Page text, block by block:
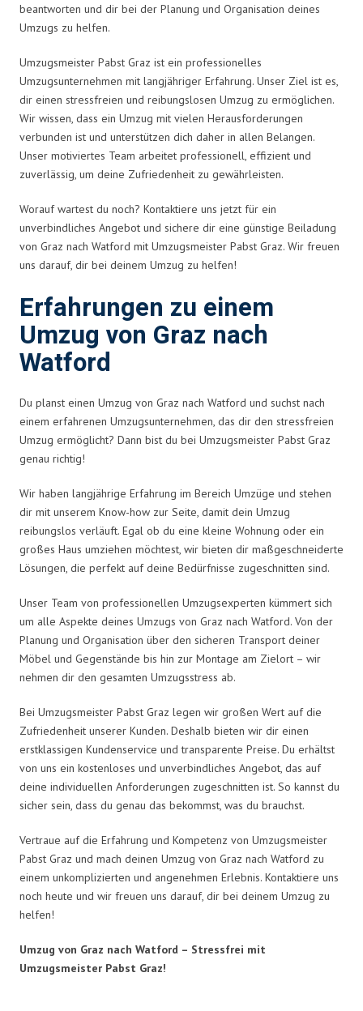
beantworten und dir bei der Planung und Organisation deines
Umzugs zu helfen.
Umzugsmeister Pabst Graz ist ein professionelles
Umzugsunternehmen mit langjähriger Erfahrung. Unser Ziel ist es,
dir einen stressfreien und reibungslosen Umzug zu ermöglichen.
Wir wissen, dass ein Umzug mit vielen Herausforderungen
verbunden ist und unterstützen dich daher in allen Belangen.
Unser motiviertes Team arbeitet professionell, effizient und
zuverlässig, um deine Zufriedenheit zu gewährleisten.
Worauf wartest du noch? Kontaktiere uns jetzt für ein
unverbindliches Angebot und sichere dir eine günstige Beiladung
von Graz nach Watford mit Umzugsmeister Pabst Graz. Wir freuen
uns darauf, dir bei deinem Umzug zu helfen!
Erfahrungen zu einem
Umzug von Graz nach
Watford
Du planst einen Umzug von Graz nach Watford und suchst nach
einem erfahrenen Umzugsunternehmen, das dir den stressfreien
Umzug ermöglicht? Dann bist du bei Umzugsmeister Pabst Graz
genau richtig!
Wir haben langjährige Erfahrung im Bereich Umzüge und stehen
dir mit unserem Know-how zur Seite, damit dein Umzug
reibungslos verläuft. Egal ob du eine kleine Wohnung oder ein
großes Haus umziehen möchtest, wir bieten dir maßgeschneiderte
Lösungen, die perfekt auf deine Bedürfnisse zugeschnitten sind.
Unser Team von professionellen Umzugsexperten kümmert sich
um alle Aspekte deines Umzugs von Graz nach Watford. Von der
Planung und Organisation über den sicheren Transport deiner
Möbel und Gegenstände bis hin zur Montage am Zielort – wir
nehmen dir den gesamten Umzugsstress ab.
Bei Umzugsmeister Pabst Graz legen wir großen Wert auf die
Zufriedenheit unserer Kunden. Deshalb bieten wir dir einen
erstklassigen Kundenservice und transparente Preise. Du erhältst
von uns ein kostenloses und unverbindliches Angebot, das auf
deine individuellen Anforderungen zugeschnitten ist. So kannst du
sicher sein, dass du genau das bekommst, was du brauchst.
Vertraue auf die Erfahrung und Kompetenz von Umzugsmeister
Pabst Graz und mach deinen Umzug von Graz nach Watford zu
einem unkomplizierten und angenehmen Erlebnis. Kontaktiere uns
noch heute und wir freuen uns darauf, dir bei deinem Umzug zu
helfen!
Umzug von Graz nach Watford – Stressfrei mit
Umzugsmeister Pabst Graz!